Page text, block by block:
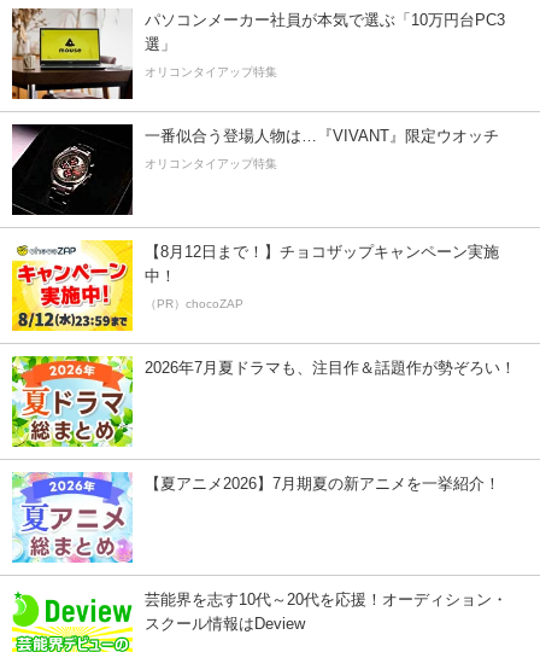
パソコンメーカー社員が本気で選ぶ「10万円台PC3
選」
オリコンタイアップ特集
一番似合う登場人物は…『VIVANT』限定ウオッチ
オリコンタイアップ特集
【8月12日まで！】チョコザップキャンペーン実施
中！
（PR）chocoZAP
2026年7月夏ドラマも、注目作＆話題作が勢ぞろい！
【夏アニメ2026】7月期夏の新アニメを一挙紹介！
芸能界を志す10代～20代を応援！オーディション・
スクール情報はDeview